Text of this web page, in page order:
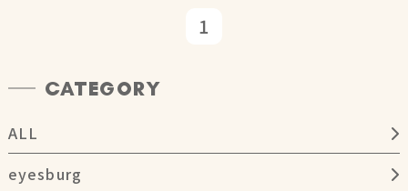
1
CATEGORY
ALL
eyesburg